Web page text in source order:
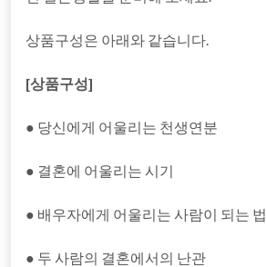
상품구성은 아래와 같습니다.
[상품구성]
● 당신에게 어울리는 천생연분
● 결혼에 어울리는 시기
● 배우자에게 어울리는 사람이 되는 법
● 두 사람의 결혼에서의 난관